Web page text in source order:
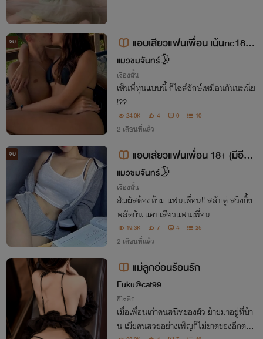
จบ
แอบเสียวแฟนเพื่อน เน้นnc18+(
อ่านฟรี)
แมวชมจันทร์🌛
เรื่องสั้น
เห็นพี่หุ่นแบบนี้ ก็ไซส์ยักษ์เหมือนกันนะเนี่ย
!??
24.0K 4 0 10
2 เดือนที่แล้ว
จบ
แอบเสียวแฟนเพื่อน 18+ (มีอีบุ๊
ค)
แมวชมจันทร์🌛
เรื่องสั้น
สัมผัสต้องห้าม แฟนเพื่อน!! สลับคู่ สวิงกิ้ง
พลัดกัน แอบเสียวแฟนเพื่อน
19.3K 7 4 25
2 เดือนที่แล้ว
แม่ลูกอ่อนร้อนรัก
Fuku@cat99
อีโรติก
เมื่อเพื่อนเก่าคนสนิทของผัว ย้ายมาอยู่ที่บ้า
น เมียคนสวยอย่างเพ็ญก็ไม่ขาดของอีกต่อไ